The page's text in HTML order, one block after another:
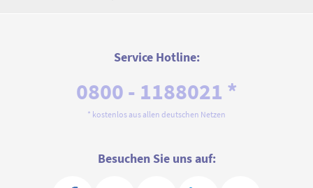
Service Hotline:
0800 - 1188021 *
* kostenlos aus allen deutschen Netzen
Besuchen Sie uns auf: